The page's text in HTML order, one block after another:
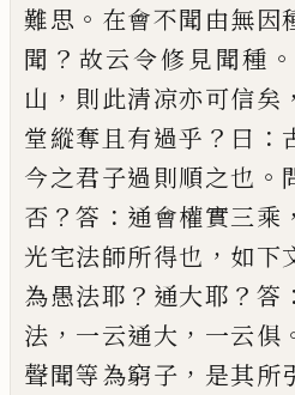
難思 。 在會不聞由無因
聞 ？ 故云令修見聞種 。
山 ， 則此清凉亦可信矣 ，
堂縱奪且有過乎 ？ 曰 ：
今之君子過則順之也 。
否 ？答 ： 通會權實三乘 ，
光宅法師所得也 ， 如下
為愚法耶 ？ 通大耶 ？ 答 ：
法 ， 一云通大 ， 一云俱
聲聞等為窮子 ， 是其所